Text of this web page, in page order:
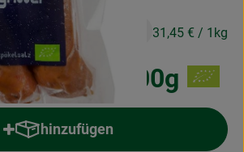
2 Stück, 200g
6,29 € 31,45 € / 1kg
hinzufügen
Produkt zum Warenkorb